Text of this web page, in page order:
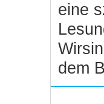
eine
dem